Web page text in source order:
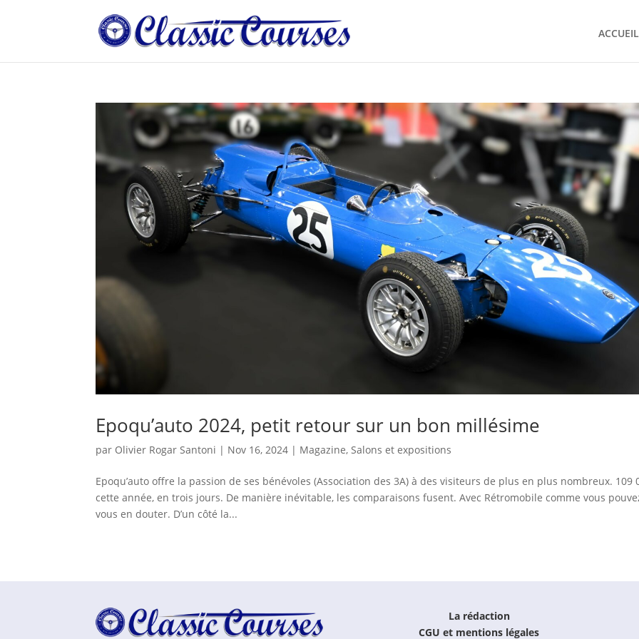
ACCUEIL
Epoqu’auto 2024, petit retour sur un bon millésime
par Olivier Rogar Santoni | Nov 16, 2024 | Magazine, Salons et expositions
Epoqu’auto offre la passion de ses bénévoles (Association des 3A) à des visiteurs de plus en plus nombreux. 109
cette année, en trois jours. De manière inévitable, les comparaisons fusent. Avec Rétromobile comme vous
vous en douter. D’un côté la...
La rédaction
CGU et mentions légales